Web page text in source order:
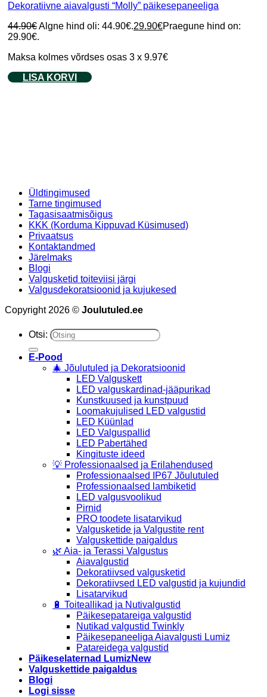
Dekoratiivne aiavalgusti “Molly” päikesepaneeliga
44.90€Algne hind oli: 44.90€.29.90€Praegune hind on:
29.90€.
Maksa kolmes võrdses osas 3 x 9.97€
LISA KORVI
Üldtingimused
Tarne tingimused
Tagasisaatmisõigus
KKK (Korduma Kippuvad Küsimused)
Privaatsus
Kontaktandmed
Järelmaks
Blogi
Valgusketid toiteviisi järgi
Valgusdekoratsioonid ja kujukesed
Copyright 2026 © Joulutuled.ee
Otsi:
E-Pood
🎄 Jõulutuled ja Dekoratsioonid
LED Valguskett
LED valguskardinad-jääpurikad
Kunstkuused ja kunstpuud
Loomakujulised LED valgustid
LED Küünlad
LED Valguspallid
LED Pabertähed
Kingituste ideed
💡 Professionaalsed ja Erilahendused
Professionaalsed IP67 Jõulutuled
Professionaalsed lambiketid
LED valgusvoolikud
Pirnid
PRO toodete lisatarvikud
Valgusketide ja Valgustite rent
Valguskettide paigaldus
🌿 Aia- ja Terassi Valgustus
Aiavalgustid
Dekoratiivsed valgusketid
Dekoratiivsed LED valgustid ja kujundid
Lisatarvikud
🔋 Toiteallikad ja Nutivalgustid
Päikesepatareiga valgustid
Nutikad valgustid Twinkly
Päikesepaneeliga Aiavalgusti Lumiz
Patareidega valgustid
Päikeselaternad Lumiz
Valguskettide paigaldus
Blogi
Logi sisse